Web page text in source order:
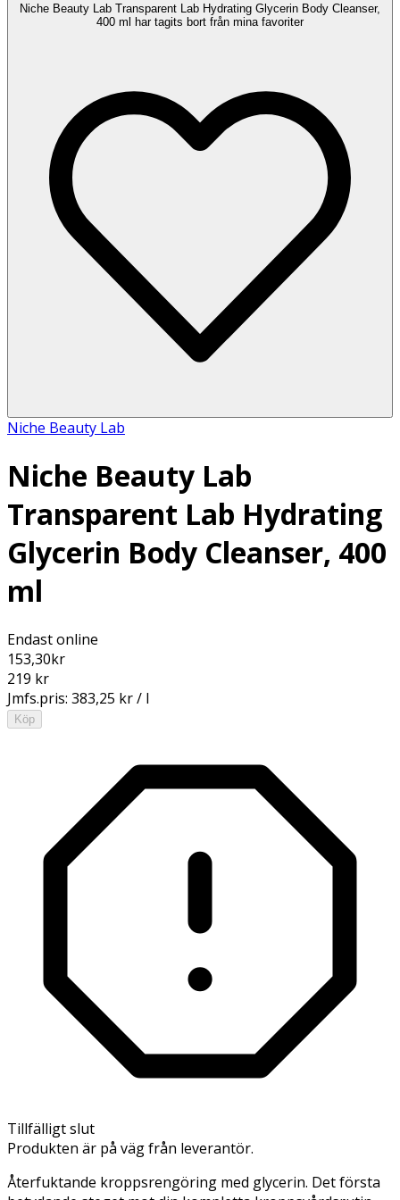
Niche Beauty Lab Transparent Lab Hydrating Glycerin Body Cleanser,
400 ml har tagits bort från mina favoriter
Niche Beauty Lab
Niche Beauty Lab
Transparent Lab Hydrating
Glycerin Body Cleanser, 400
ml
Endast online
153,30kr
219 kr
Jmfs.pris: 383,25 kr / l
Köp
Tillfälligt slut
Produkten är på väg från leverantör.
Återfuktande kroppsrengöring med glycerin. Det första